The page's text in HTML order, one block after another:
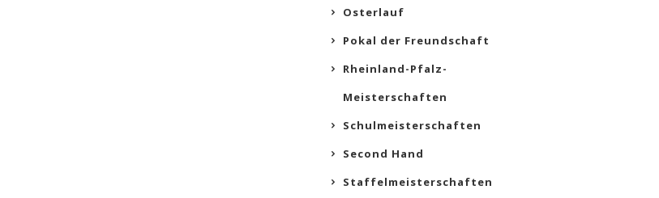
Osterlauf
Pokal der Freundschaft
Rheinland-Pfalz-
Meisterschaften
Schulmeisterschaften
Second Hand
Staffelmeisterschaften